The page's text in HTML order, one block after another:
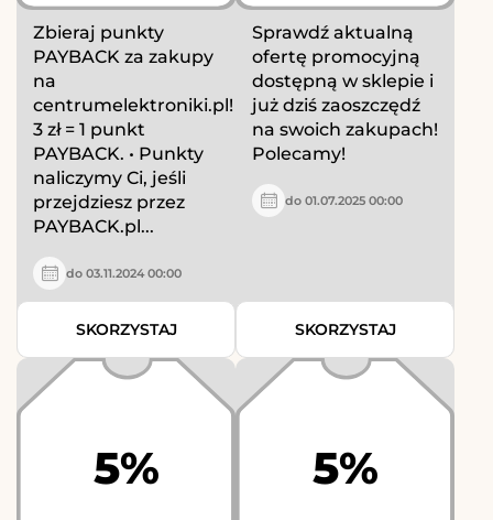
Zbieraj punkty
PAYBACK za zakupy
na
centrumelektroniki.pl!
3 zł = 1 punkt
PAYBACK. • Punkty
naliczymy Ci, jeśli
przejdziesz przez
PAYBACK.pl...
do 03.11.2024 00:00
SKORZYSTAJ
Sprawdź aktualną
ofertę promocyjną
dostępną w sklepie i
już dziś zaoszczędź
na swoich zakupach!
Polecamy!
do 01.07.2025 00:00
SKORZYSTAJ
5% 5%